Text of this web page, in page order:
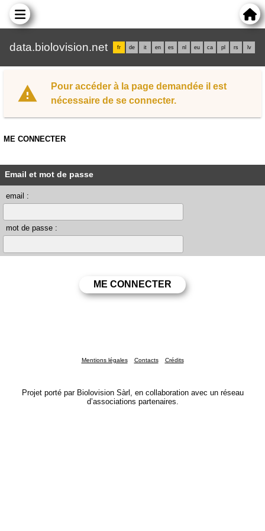
data.biolovision.net fr de it en es nl eu ca pl rs lv
Pour accéder à la page demandée il est
nécessaire de se connecter.
ME CONNECTER
Email et mot de passe
email :
mot de passe :
Mentions légales Contacts Crédits
Projet porté par Biolovision Sàrl, en collaboration avec un réseau
d’associations partenaires.